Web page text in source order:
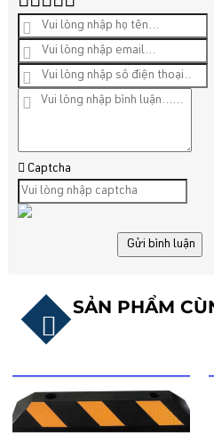
Captcha
Gửi bình luận
SẢN PHẨM